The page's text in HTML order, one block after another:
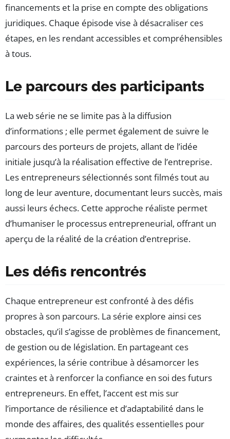
financements et la prise en compte des obligations
juridiques. Chaque épisode vise à désacraliser ces
étapes, en les rendant accessibles et compréhensibles
à tous.
Le parcours des participants
La web série ne se limite pas à la diffusion
d’informations ; elle permet également de suivre le
parcours des porteurs de projets, allant de l’idée
initiale jusqu’à la réalisation effective de l’entreprise.
Les entrepreneurs sélectionnés sont filmés tout au
long de leur aventure, documentant leurs succès, mais
aussi leurs échecs. Cette approche réaliste permet
d’humaniser le processus entrepreneurial, offrant un
aperçu de la réalité de la création d’entreprise.
Les défis rencontrés
Chaque entrepreneur est confronté à des défis
propres à son parcours. La série explore ainsi ces
obstacles, qu’il s’agisse de problèmes de financement,
de gestion ou de législation. En partageant ces
expériences, la série contribue à désamorcer les
craintes et à renforcer la confiance en soi des futurs
entrepreneurs. En effet, l’accent est mis sur
l’importance de résilience et d’adaptabilité dans le
monde des affaires, des qualités essentielles pour